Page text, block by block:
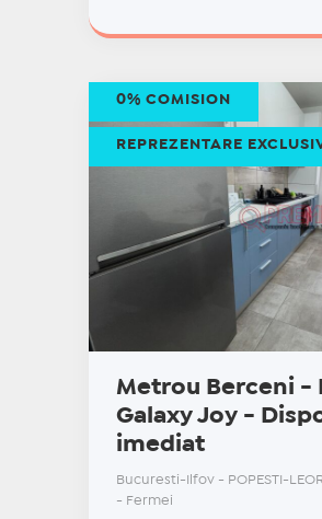
Metrou Berceni -
Galaxy Joy -
imediat
Bucuresti-Ilfov - POPESTI-
- Fermei
0% COMISION
REPREZENTARE